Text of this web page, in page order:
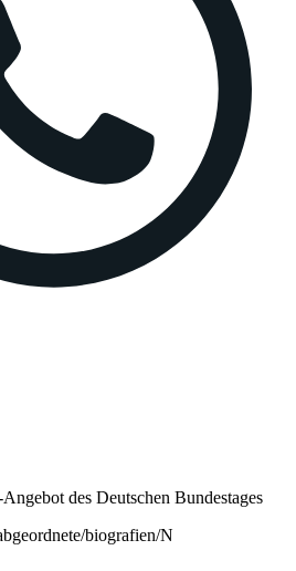
des Deutschen Bundestages
biografien/N